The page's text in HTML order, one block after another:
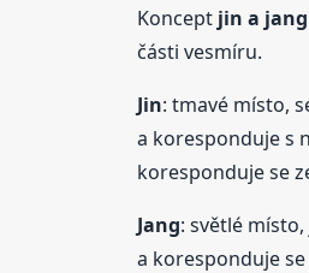
Koncept jin a jang
části vesmíru.
Jin: tmavé místo,
a koresponduje s
koresponduje se
Jang: světlé
a koresponduje